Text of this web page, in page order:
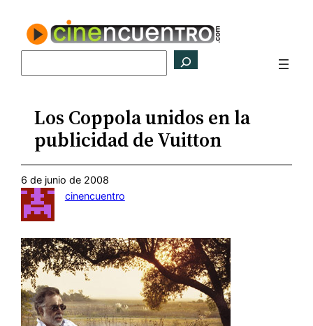
contenido
Los Coppola unidos en la
publicidad de Vuitton
6 de junio de 2008
cinencuentro